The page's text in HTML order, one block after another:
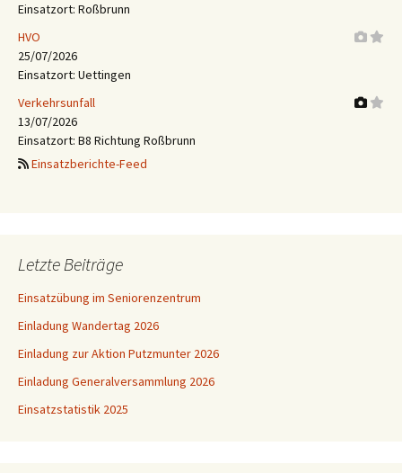
Einsatzort: Roßbrunn
HVO
25/07/2026
Einsatzort: Uettingen
Verkehrsunfall
13/07/2026
Einsatzort: B8 Richtung Roßbrunn
Einsatzberichte-Feed
Letzte Beiträge
Einsatzübung im Seniorenzentrum
Einladung Wandertag 2026
Einladung zur Aktion Putzmunter 2026
Einladung Generalversammlung 2026
Einsatzstatistik 2025